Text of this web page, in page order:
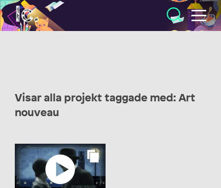
Illustratörcentrum
Visar alla projekt taggade med: Art
nouveau